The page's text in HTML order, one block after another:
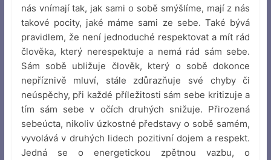
nás vnímají tak, jak sami o sobě smýšlíme, mají z nás
takové pocity, jaké máme sami ze sebe. Také bývá
pravidlem, že není jednoduché respektovat a mít rád
člověka, který nerespektuje a nemá rád sám sebe.
Sám sobě ubližuje člověk, který o sobě dokonce
nepříznivě mluví, stále zdůrazňuje své chyby či
neúspěchy, při každé příležitosti sám sebe kritizuje a
tím sám sebe v očích druhých snižuje. Přirozená
sebeúcta, nikoliv úzkostné představy o sobě samém,
vyvolává v druhých lidech pozitivní dojem a respekt.
Jedná se o energetickou zpětnou vazbu, o